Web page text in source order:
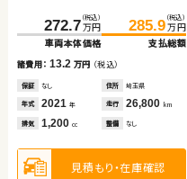
272.7 （税込）
万円
車両本体価格
285.9 （税込）
万円
支払総額
諸費用：13.2 万円 （税込）
保証 なし 住所 埼玉県
年式 2021 年 走行 26,800 km
排気 1,200 cc 整備 なし
見積もり・在庫確認